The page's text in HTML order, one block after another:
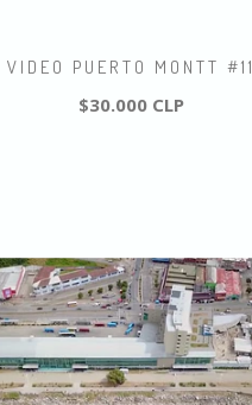
VIDEO PUERTO MONTT #11
$30.000 CLP